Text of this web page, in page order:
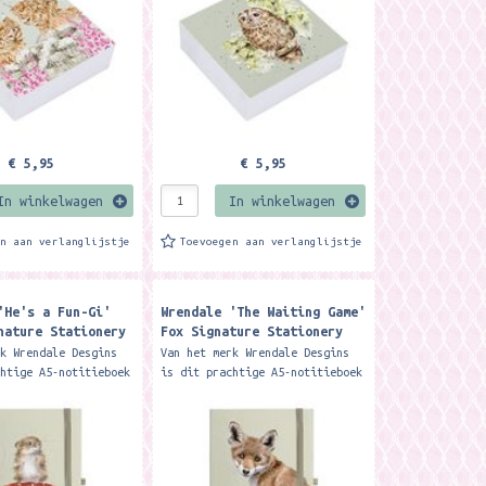
€ 5,95
winkelwagen
aan verlanglijstje
€ 5,95
In winkelwagen
Toevoegen aan verlanglijstje
a Fun-Gi'
Stationery
Wrendale Desgins
A5-notitieboek
met full colour
Wrendale 'The Waiting Game'
Fox Signature Stationery
Notebook ​
Van het merk Wrendale Desgins
is dit prachtige A5-notitieboek
voorkant, vol met full colour
illustraties en een handige...